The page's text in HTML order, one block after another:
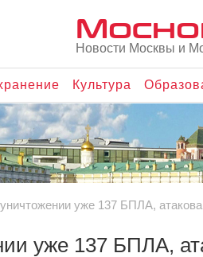
Новости Москвы и
Культура
уже 137 БПЛА,
уже 137 БПЛА,